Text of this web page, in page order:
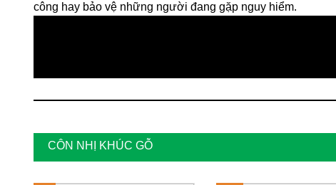
công hay bảo vệ những người đang gặp nguy hiểm.
CÔN NHỊ KHÚC GỖ